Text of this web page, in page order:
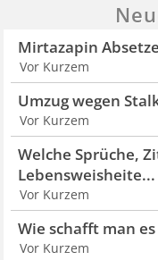
Mirtazapin
Vor Kurzem
Umzug wegen
Vor Kurzem
Welche Sprüche,
Lebensweisheite...
Vor Kurzem
Wie schafft man
Vor Kurzem